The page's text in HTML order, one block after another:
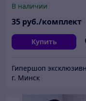
В наличии
35 руб./комплект
Купить
г. Минск